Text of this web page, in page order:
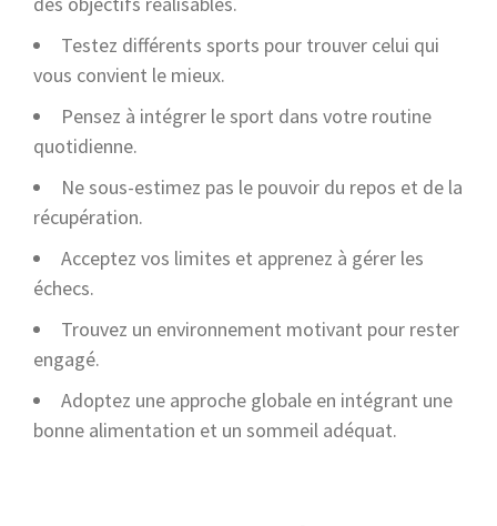
Testez différents sports pour trouver celui qui
vous convient le mieux.
Pensez à intégrer le sport dans votre routine
quotidienne.
Ne sous-estimez pas le pouvoir du repos et de la
récupération.
Acceptez vos limites et apprenez à gérer les
échecs.
Trouvez un environnement motivant pour rester
engagé.
Adoptez une approche globale en intégrant une
bonne alimentation et un sommeil adéquat.